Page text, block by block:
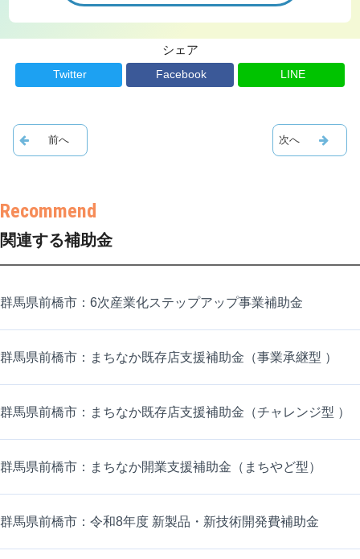
シェア
Twitter Facebook LINE
関連する補助金
群馬県前橋市：6次産業化ステップアップ事業補助金
群馬県前橋市：まちなか既存店支援補助金（事業承継型 ）
群馬県前橋市：まちなか既存店支援補助金（チャレンジ型 ）
群馬県前橋市：まちなか開業支援補助金（まちやど型）
群馬県前橋市：令和8年度 新製品・新技術開発費補助金